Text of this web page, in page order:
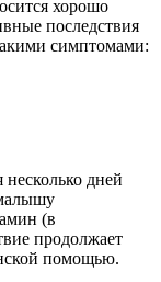
хорошо
последствия
симптомами:
дней
(в
продолжает
помощью.